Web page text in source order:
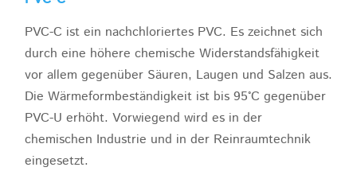
PVC-C ist ein nachchloriertes PVC. Es zeichnet sich
durch eine höhere chemische Widerstandsfähigkeit
vor allem gegenüber Säuren, Laugen und Salzen aus.
Die Wärmeformbeständigkeit ist bis 95°C gegenüber
PVC-U erhöht. Vorwiegend wird es in der
chemischen Industrie und in der Reinraumtechnik
eingesetzt.